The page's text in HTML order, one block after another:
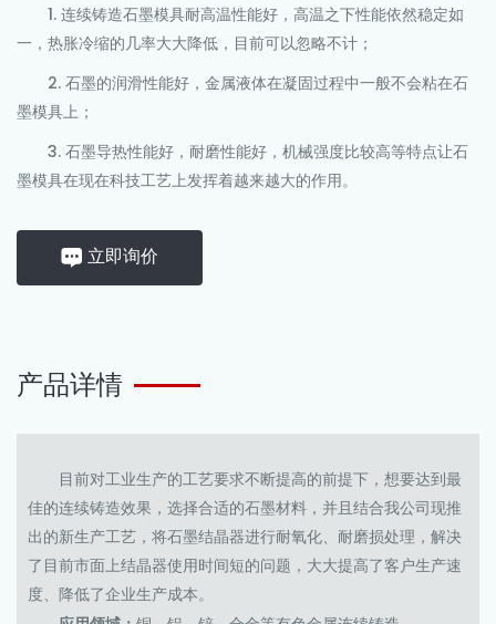
1. 连续铸造石墨模具耐高温性能好，高温之下性能依然稳定如
一，热胀冷缩的几率大大降低，目前可以忽略不计；
2. 石墨的润滑性能好，金属液体在凝固过程中一般不会粘在石
墨模具上；
3. 石墨导热性能好，耐磨性能好，机械强度比较高等特点让石
墨模具在现在科技工艺上发挥着越来越大的作用。
立即询价
产品详情
目前对工业生产的工艺要求不断提高的前提下，想要达到最
佳的连续铸造效果，选择合适的石墨材料，并且结合我公司现推
出的新生产工艺，将石墨结晶器进行耐氧化、耐磨损处理，解决
了目前市面上结晶器使用时间短的问题，大大提高了客户生产速
度、降低了企业生产成本。